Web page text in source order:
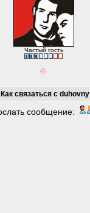
Частый гость
Как связаться с duhovny
сообщение: